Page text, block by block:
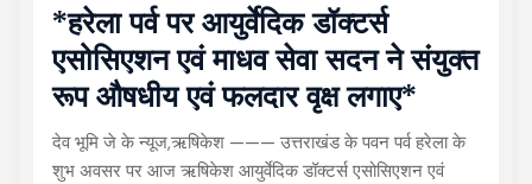
*हरेला पर्व पर आयुर्वेदिक डॉक्टर्स
एसोसिएशन एवं माधव सेवा सदन ने संयुक्त
रूप औषधीय एवं फलदार वृक्ष लगाए*
देव भूमि जे के न्यूज,ऋषिकेश ——— उत्तराखंड के पवन पर्व हरेला के
शुभ अवसर पर आज ऋषिकेश आयुर्वेदिक डॉक्टर्स एसोसिएशन एवं